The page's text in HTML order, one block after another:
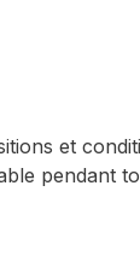
et
pendant